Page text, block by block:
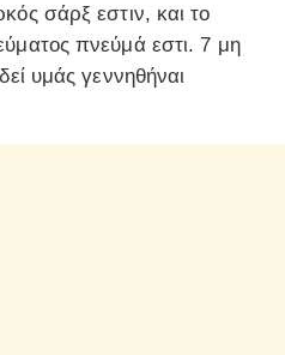
σάρξ εστιν, και το
πνεύμά εστι. 7 μη
υμάς γεννηθήναι